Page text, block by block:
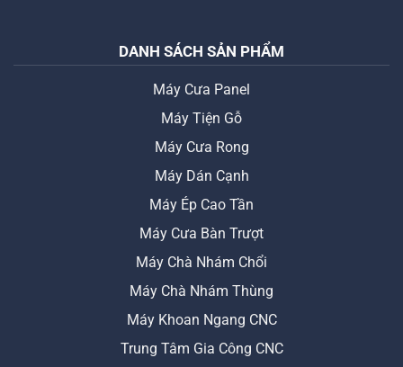
DANH SÁCH SẢN PHẨM
Máy Cưa Panel
Máy Tiện Gỗ
Máy Cưa Rong
Máy Dán Cạnh
Máy Ép Cao Tần
Máy Cưa Bàn Trượt
Máy Chà Nhám Chổi
Máy Chà Nhám Thùng
Máy Khoan Ngang CNC
Trung Tâm Gia Công CNC